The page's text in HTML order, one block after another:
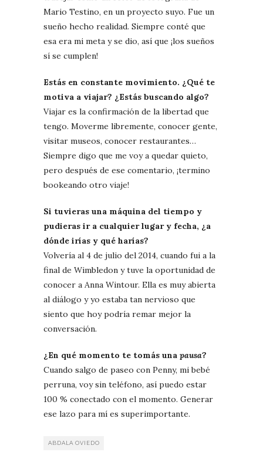
Mario Testino, en un proyecto suyo. Fue un
sueño hecho realidad. Siempre conté que
esa era mi meta y se dio, así que ¡los sueños
sí se cumplen!
Estás en constante movimiento. ¿Qué te
motiva a viajar? ¿Estás buscando algo?
Viajar es la confirmación de la libertad que
tengo. Moverme libremente, conocer gente,
visitar museos, conocer restaurantes…
Siempre digo que me voy a quedar quieto,
pero después de ese comentario, ¡termino
bookeando otro viaje!
Si tuvieras una máquina del tiempo y
pudieras ir a cualquier lugar y fecha, ¿a
dónde irías y qué harías?
Volvería al 4 de julio del 2014, cuando fui a la
final de Wimbledon y tuve la oportunidad de
conocer a Anna Wintour. Ella es muy abierta
al diálogo y yo estaba tan nervioso que
siento que hoy podría remar mejor la
conversación.
¿En qué momento te tomás una pausa?
Cuando salgo de paseo con Penny, mi bebé
perruna, voy sin teléfono, así puedo estar
100 % conectado con el momento. Generar
ese lazo para mí es superimportante.
ABDALA OVIEDO